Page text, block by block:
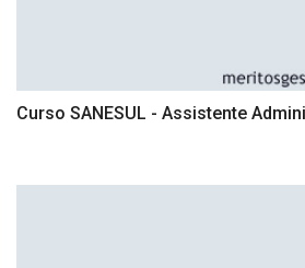
Curso SANESUL - Assistente